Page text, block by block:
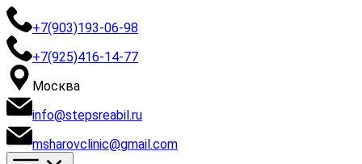
+7(903)193-06-98
+7(925)416-14-77
Москва
info@stepsreabil.ru
msharovclinic@gmail.com